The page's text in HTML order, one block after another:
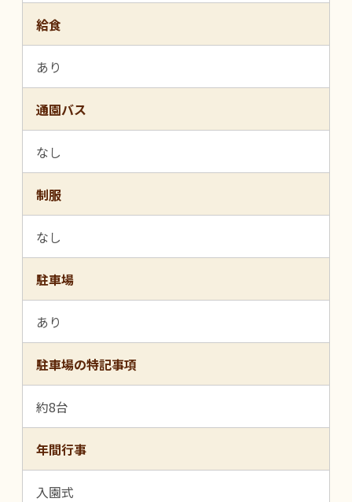
給食
あり
通園バス
なし
制服
なし
駐車場
あり
駐車場の特記事項
約8台
年間行事
入園式